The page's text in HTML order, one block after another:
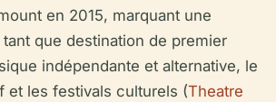
en 2015, marquant une
que destination de premier
indépendante et alternative, le
et les festivals culturels (Theatre